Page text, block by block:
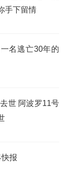
手下留情
名逃亡30年的
世 阿波罗11号
报